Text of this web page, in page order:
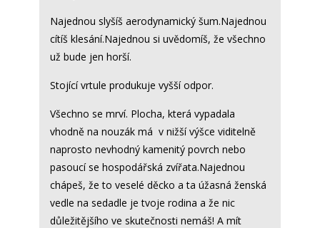
Najednou slyšíš aerodynamický šum.Najednou
cítíš klesání.Najednou si uvědomíš, že všechno
už bude jen horší.
Stojící vrtule produkuje vyšší odpor.
Všechno se mrví. Plocha, která vypadala
vhodně na nouzák má v nižší výšce viditelně
naprosto nevhodný kamenitý povrch nebo
pasoucí se hospodářská zvířata.Najednou
chápeš, že to veselé děcko a ta úžasná ženská
vedle na sedadle je tvoje rodina a že nic
důležitějšího ve skutečnosti nemáš! A mít